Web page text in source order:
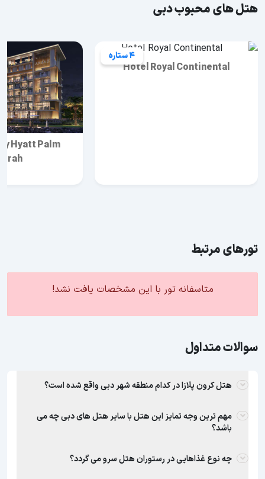
هتل های محبوب دبی
4 ستاره
Hotel Royal Continental
Hyatt Palm
تورهای مرتبط
متاسفانه تور با این مشخصات یافت نشد!
سوالات متداول
هتل کرون پلازا در کدام منطقه شهر دبی واقع شده است؟
مهم ترین وجه تمایز این هتل با سایر هتل های دبی چه می
باشد؟
چه نوع غذاهایی در رستوران هتل سرو می گردد؟